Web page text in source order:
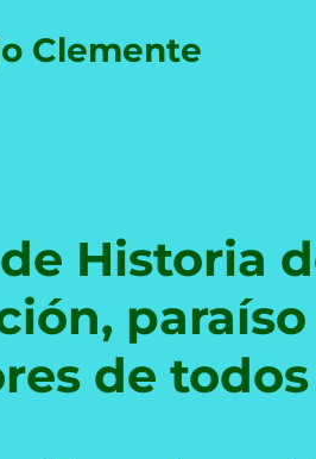
Clemente
Historia
de